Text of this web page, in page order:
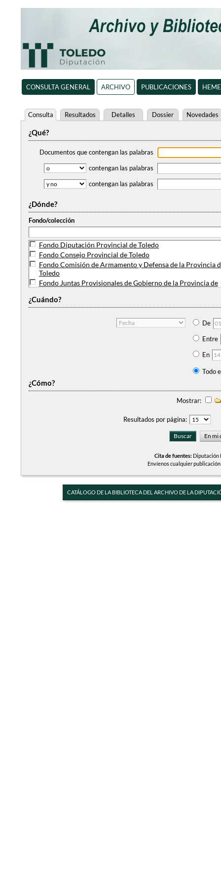
CONSULTA GENERAL ARCHIVO PUBLICACIONES
Consulta Resultados Detalles Dossier Novedades
¿Qué?
Documentos que contengan las palabras
contengan las palabras
contengan las palabras
¿Dónde?
Fondo/colección
Fondo Diputación Provincial de Toledo
Fondo Consejo Provincial de Toledo
Fondo Comisión de Armamento y Defensa de la Provincia
Toledo
Fondo Juntas Provisionales de Gobierno de la Provincia de
Colección planos de la Intendencia de la Provincia de
Fondo Hospital de Santa Cruz de Niños Expósitos de Toledo
¿Cuándo?
De
Entre
En
Todo
¿Cómo?
Mostrar:
Resultados por página:
Cita de fuentes:Diputación
Envíenos cualquier
CATÁLOGO DE LA BIBLIOTECA DEL ARCHIVO DE LA